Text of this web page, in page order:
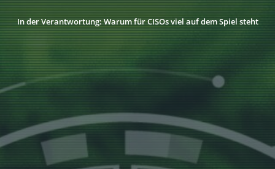
In der Verantwortung: Warum für CISOs viel auf dem Spiel steht